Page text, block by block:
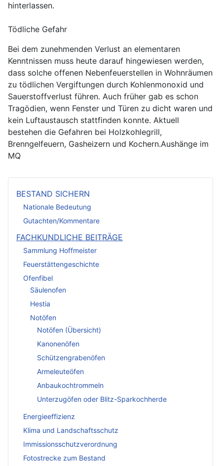
BESTAND SICHERN
Nationale Bedeutung
Gutachten/Kommentare
FACHKUNDLICHE BEITRÄGE
Sammlung Hoffmeister
Feuerstättengeschichte
Ofenfibel
Säulenofen
Hestia
Notöfen
Notöfen (Übersicht)
Kanonenöfen
Schützengrabenöfen
Armeleuteöfen
Anbaukochtrommeln
Unterzugöfen oder Blitz-Sparkochherde
Energieeffizienz
Klima und Landschaftsschutz
Immissionsschutzverordnung
Fotostrecke zum Bestand
hinterlassen.
Tödliche Gefahr
Bei dem zunehmenden Verlust an elementaren
Kenntnissen muss heute darauf hingewiesen werden,
dass solche offenen Nebenfeuerstellen in Wohnräumen
zu tödlichen Vergiftungen durch Kohlenmonoxid und
Sauerstoffverlust führen. Auch früher gab es schon
Tragödien, wenn Fenster und Türen zu dicht waren und
kein Luftaustausch stattfinden konnte. Aktuell
bestehen die Gefahren bei Holzkohlegrill,
Brenngelfeuern, Gasheizern und Kochern.Aushänge im
MQ